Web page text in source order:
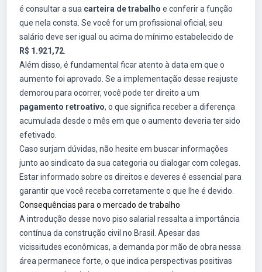
é consultar a sua carteira de trabalho e conferir a função
que nela consta. Se você for um profissional oficial, seu
salário deve ser igual ou acima do mínimo estabelecido de
R$ 1.921,72
Além disso, é fundamental ficar atento à data em que o
aumento foi aprovado. Se a implementação desse reajuste
demorou para ocorrer, você pode ter direito a um
pagamento retroativo, o que significa receber a diferença
acumulada desde o mês em que o aumento deveria ter sido
efetivado.
Caso surjam dúvidas, não hesite em buscar informações
junto ao sindicato da sua categoria ou dialogar com colegas.
Estar informado sobre os direitos e deveres é essencial para
garantir que você receba corretamente o que lhe é devido.
Consequências para o mercado de trabalho
A introdução desse novo piso salarial ressalta a importância
contínua da construção civil no Brasil. Apesar das
vicissitudes econômicas, a demanda por mão de obra nessa
área permanece forte, o que indica perspectivas positivas